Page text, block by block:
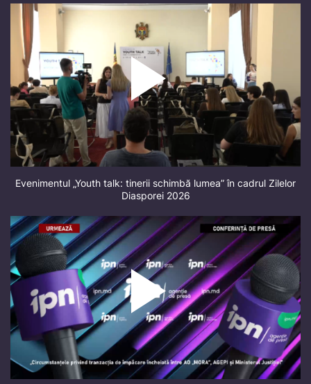
Evenimentul „Youth talk: tinerii schimbă lumea” în cadrul Zilelor
Diasporei 2026